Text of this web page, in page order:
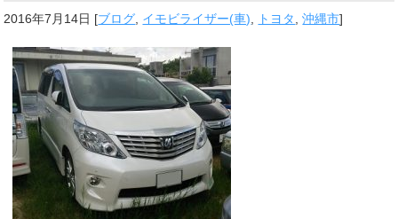
2016年7月14日 [ブログ, イモビライザー(車), トヨタ,沖縄市]